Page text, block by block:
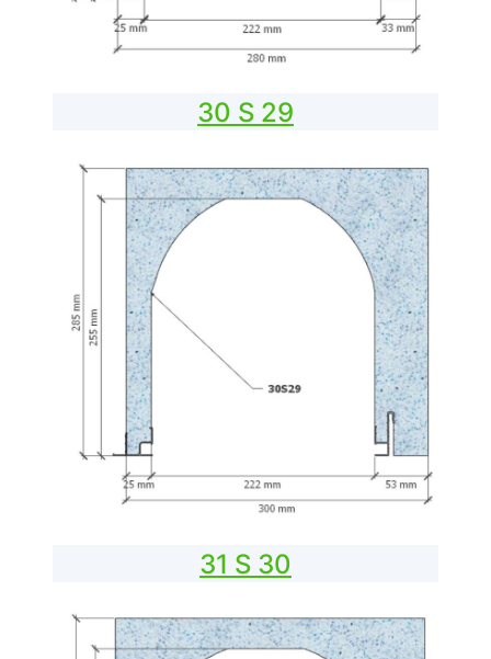
30 S 29
31 S 30